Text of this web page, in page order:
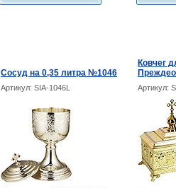
Сосуд на 0,35 литра №1046
Ковчег
Артикул: SIA-1046L Артикул: